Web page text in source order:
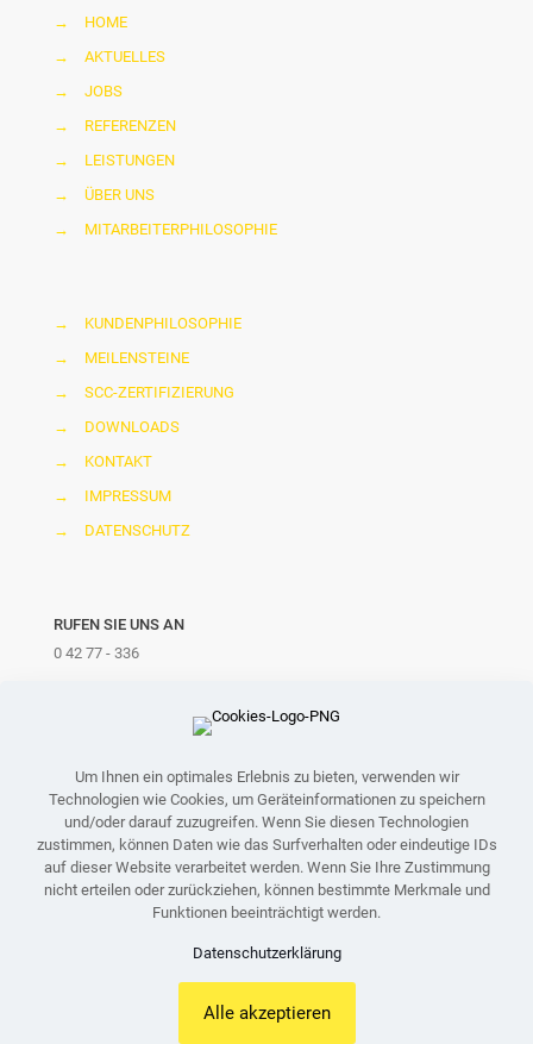
→
HOME
→
AKTUELLES
→
JOBS
→
REFERENZEN
→
LEISTUNGEN
→
ÜBER UNS
→
MITARBEITERPHILOSOPHIE
→
KUNDENPHILOSOPHIE
→
MEILENSTEINE
→
SCC-ZERTIFIZIERUNG
→
DOWNLOADS
→
KONTAKT
→
IMPRESSUM
→
DATENSCHUTZ
RUFEN SIE UNS AN
0 42 77 - 336
info@bruns-elektrotechnik.de
Um Ihnen ein optimales Erlebnis zu bieten, verwenden wir
Technologien wie Cookies, um Geräteinformationen zu speichern
und/oder darauf zuzugreifen. Wenn Sie diesen Technologien
zustimmen, können Daten wie das Surfverhalten oder eindeutige IDs
auf dieser Website verarbeitet werden. Wenn Sie Ihre Zustimmung
nicht erteilen oder zurückziehen, können bestimmte Merkmale und
Funktionen beeinträchtigt werden.
Datenschutzerklärung
Alle akzeptieren